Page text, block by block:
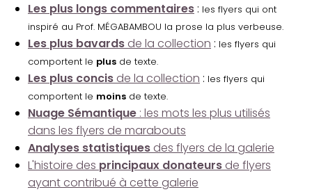
Les plus longs commentaires : les flyers qui ont
inspiré au Prof. MÉGABAMBOU la prose la plus verbeuse.
Les plus bavards de la collection : les flyers qui
comportent le plus de texte.
Les plus concis de la collection : les flyers qui
comportent le moins de texte.
Nuage Sémantique : les mots les plus utilisés
dans les flyers de marabouts
Analyses statistiques des flyers de la galerie
L'histoire des principaux donateurs de flyers
ayant contribué à cette galerie